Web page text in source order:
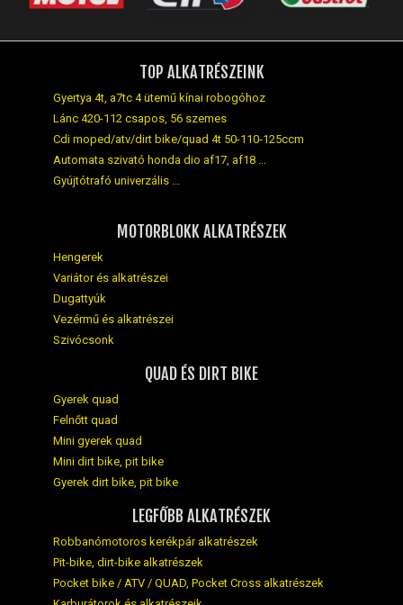
TOP ALKATRÉSZEINK
Gyertya 4t, a7tc 4 ütemű kínai robogóhoz
Lánc 420-112 csapos, 56 szemes
Cdi moped/atv/dirt bike/quad 4t 50-110-125ccm
Automata szivató honda dio af17, af18 ...
Gyújtótrafó univerzális ...
MOTORBLOKK ALKATRÉSZEK
Hengerek
Variátor és alkatrészei
Dugattyúk
Vezérmű és alkatrészei
Szivócsonk
QUAD ÉS DIRT BIKE
Gyerek quad
Felnőtt quad
Mini gyerek quad
Mini dirt bike, pit bike
Gyerek dirt bike, pit bike
LEGFŐBB ALKATRÉSZEK
Robbanómotoros kerékpár alkatrészek
Pit-bike, dirt-bike alkatrészek
Pocket bike / ATV / QUAD, Pocket Cross alkatrészek